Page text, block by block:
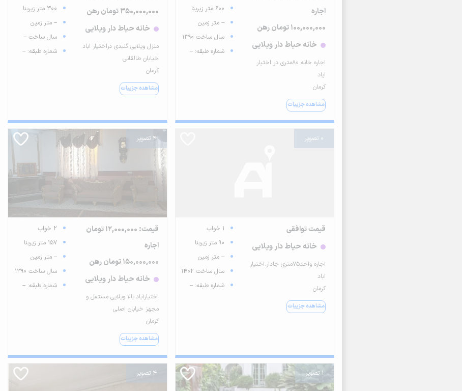
اجاره
100,000,000 تومان رهن
خانه حیاط دار ویلایی
اجاره خانه ۸۰متری در اختیار
ایاد
کرمان
مشاهده جزییات
600 متر زیربنا
-- متر زمین
سال ساخت 1390
شماره طبقه: --
350,000,000 تومان رهن
خانه حیاط دار ویلایی
منزل ویلایی گنبدی دراختیار اباد
خیابان طالقانی
کرمان
مشاهده جزییات
300 متر زیربنا
-- متر زمین
سال ساخت --
شماره طبقه: --
0 تصویر
قیمت توافقی
خانه حیاط دار ویلایی
اجاره واحد75متری جادار.اختیار
اباد
کرمان
مشاهده جزییات
1 خواب
90 متر زیربنا
-- متر زمین
سال ساخت 1402
شماره طبقه: --
4 تصویر
قیمت: 12,000,000 تومان
اجاره
150,000,000 تومان رهن
خانه حیاط دار ویلایی
اختیارآباد.بالا ویلایی مستقل و
مجهز خیابان اصلی
کرمان
مشاهده جزییات
2 خواب
157 متر زیربنا
-- متر زمین
سال ساخت 1390
شماره طبقه: --
1 تصویر 4 تصویر